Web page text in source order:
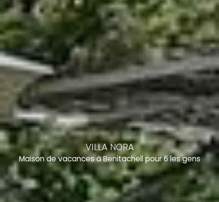
VILLA NORA
Maison de vacances à Benitachell pour 6 les gens